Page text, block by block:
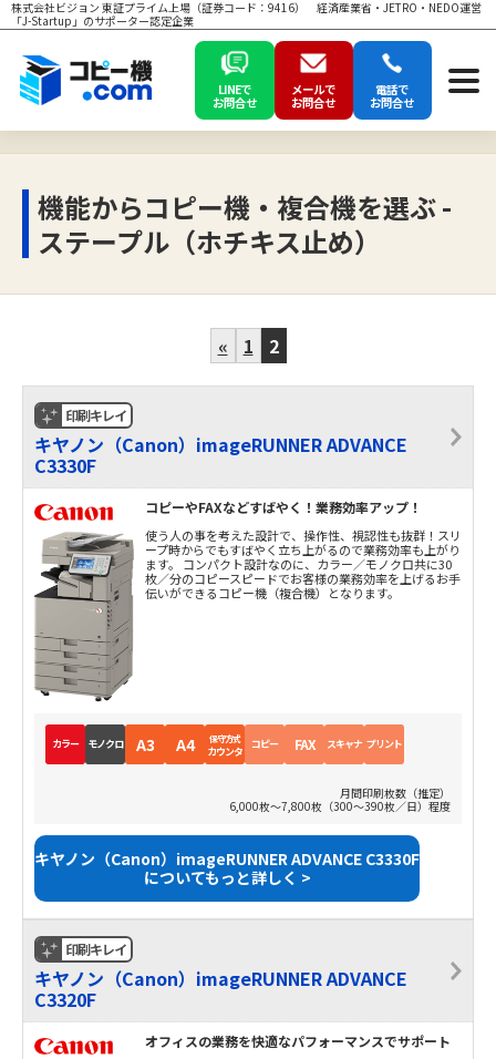
株式会社ビジョン 東証プライム上場（証券コード：9416） 経済産業省・JETRO・NEDO運営
「J-Startup」のサポーター認定企業
LINEで
お問合せ
メールで
お問合せ
電話で
お問合せ
機能からコピー機・複合機を選ぶ -
ステープル（ホチキス止め）
« 1 2
印刷キレイ
キヤノン（Canon）imageRUNNER ADVANCE
C3330F
コピーやFAXなどすばやく！業務効率アップ！
使う人の事を考えた設計で、操作性、視認性も抜群！スリ
ープ時からでもすばやく立ち上がるので業務効率も上がり
ます。 コンパクト設計なのに、カラー／モノクロ共に30
枚／分のコピースピードでお客様の業務効率を上げるお手
伝いができるコピー機（複合機）となります。
カラー モノクロ A3 A4 保守方式
カウンタ コピー FAX スキャナ プリント
月間印刷枚数（推定）
6,000枚～7,800枚（300～390枚／日）程度
キヤノン（Canon）imageRUNNER ADVANCE C3330F
についてもっと詳しく >
印刷キレイ
キヤノン（Canon）imageRUNNER ADVANCE
C3320F
オフィスの業務を快適なパフォーマンスでサポート